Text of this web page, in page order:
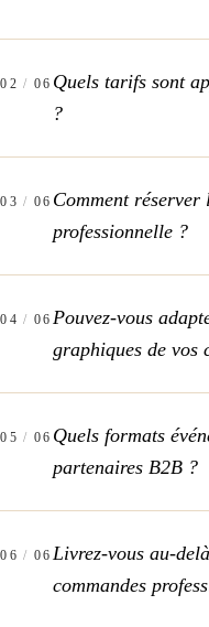
02 / 06 Quels tarifs sont
?
03 / 06 Comment
professionnelle ?
04 / 06 Pouvez-vous
graphiques de vos
05 / 06 Quels formats
partenaires B2B ?
06 / 06 Livrez-vous au-
commandes